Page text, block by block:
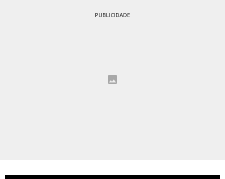
PUBLICIDADE